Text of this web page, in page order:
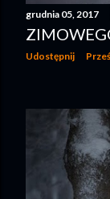
grudnia 05, 2017
Udostępnij